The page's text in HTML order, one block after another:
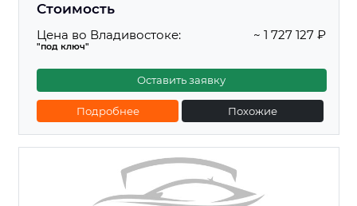
Стоимость
Цена во Владивостоке:
"под ключ"
~ 1 727 127 ₽
Оставить заявку
Подробнее Похожие